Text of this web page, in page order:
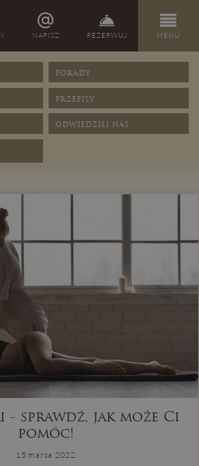
NAPISZ REZERWUJ MENU
PORADY
PRZEPISY
ODWIEDZILI NAS
- sprawdź, jak może Ci
pomóc!
15 marca 2022